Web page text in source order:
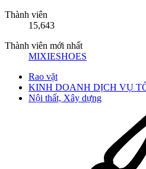
Thành viên
15,643
Thành viên mới nhất
MIXIESHOES
Rao vặt
KINH DOANH DỊCH VỤ
Nội thất, Xây dựng